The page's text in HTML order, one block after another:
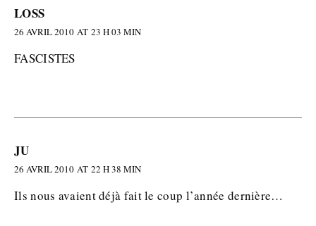
LOSS
26 AVRIL 2010 AT 23 H 03 MIN
FASCISTES
JU
26 AVRIL 2010 AT 22 H 38 MIN
Ils nous avaient déjà fait le coup l’année dernière…